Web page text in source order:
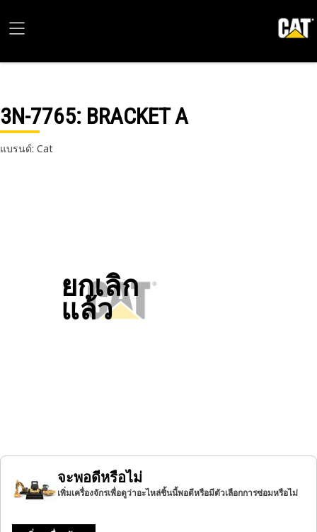
3N-7765: BRACKET A
แบรนด์: Cat
ยกเลิก
แล้ว
จะพอดีหรือไม่
เพิ่มเครื่องจักรเพื่อดูว่าอะไหล่ชิ้นนี้พอดีหรือมีตัวเลือกการซ่อมหรือไม่